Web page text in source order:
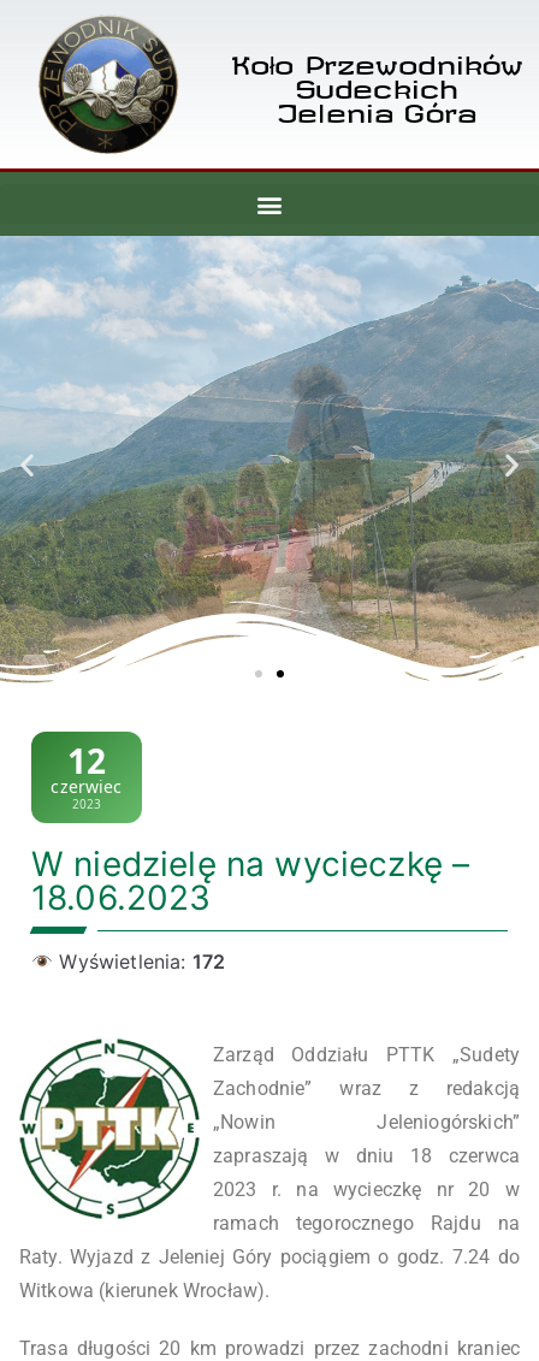
Koło Przewodników
Sudeckich
Jelenia Góra
12
czerwiec
2023
W niedzielę na wycieczkę –
18.06.2023
Wyświetlenia: 172
Zarząd Oddziału PTTK „Sudety
Zachodnie” wraz z redakcją
„Nowin Jeleniogórskich”
zapraszają w dniu 18 czerwca
2023 r. na wycieczkę nr 20 w
ramach tegorocznego Rajdu na
Raty. Wyjazd z Jeleniej Góry pociągiem o godz. 7.24 do
Witkowa (kierunek Wrocław).
Trasa długości 20 km prowadzi przez zachodni kraniec